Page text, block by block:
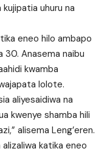
uhuru na
eneo hilo ambapo
30. Anasema naibu
kwamba
lolote.
aliyesaidiwa na
kwenye shamba hili
alisema Leng’eren.
katika eneo